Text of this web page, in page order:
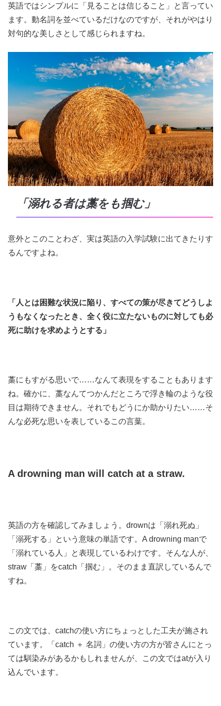
英語ではシンプルに「見ることは信じること」と言ってい
ます。動名詞を並べているだけなのですが、それがやはり
対句的な美しさとして感じられますね。
「溺れる者は藁をも掴む」
意外とこのことわざ、実は英語の入学試験に出てきたりす
るんですよね。
「人とは困難な状況に陥り、すべての策が尽きてどうしよ
うもなくなったとき、全く役に立たないものに対しても必
死に助けを求めようとする」
藁にもすがる思いで……なんて表現をすることもあります
ね。確かに、藁なんてつかんだところで浮き輪のような役
目は期待できません。それでもどうにか助かりたい……そ
んな必死な思いを表しているこの言葉。
A drowning man will catch at a straw.
英語の方を確認してみましょう。drownは「溺れ死ぬ」
「溺死する」という意味の単語です。A drowning manで
「溺れている人」と表現しているわけです。そんな人が、
straw「藁」をcatch「掴む」。そのまま直訳しているんで
すね。
この文では、catchの使い方にちょっとした工夫が施され
ています。「catch ＋ 名詞」の使い方の方が皆さんにとっ
ては馴染みがあるかもしれませんが、この文ではatが入り
込んでいます。